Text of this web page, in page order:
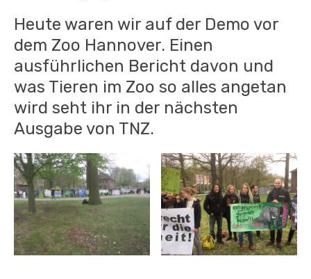
Heute waren wir auf der Demo vor
dem Zoo Hannover. Einen
ausführlichen Bericht davon und
was Tieren im Zoo so alles angetan
wird seht ihr in der nächsten
Ausgabe von TNZ.